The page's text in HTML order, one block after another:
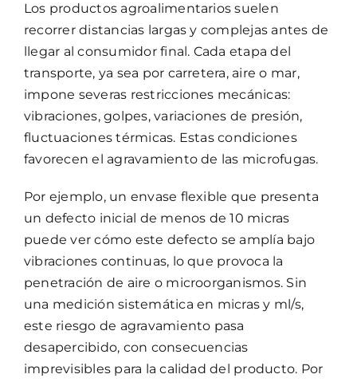
Los productos agroalimentarios suelen
recorrer distancias largas y complejas antes de
llegar al consumidor final. Cada etapa del
transporte, ya sea por carretera, aire o mar,
impone severas restricciones mecánicas:
vibraciones, golpes, variaciones de presión,
fluctuaciones térmicas. Estas condiciones
favorecen el agravamiento de las microfugas.
Por ejemplo, un envase flexible que presenta
un defecto inicial de menos de 10 micras
puede ver cómo este defecto se amplía bajo
vibraciones continuas, lo que provoca la
penetración de aire o microorganismos. Sin
una medición sistemática en micras y ml/s,
este riesgo de agravamiento pasa
desapercibido, con consecuencias
imprevisibles para la calidad del producto. Por